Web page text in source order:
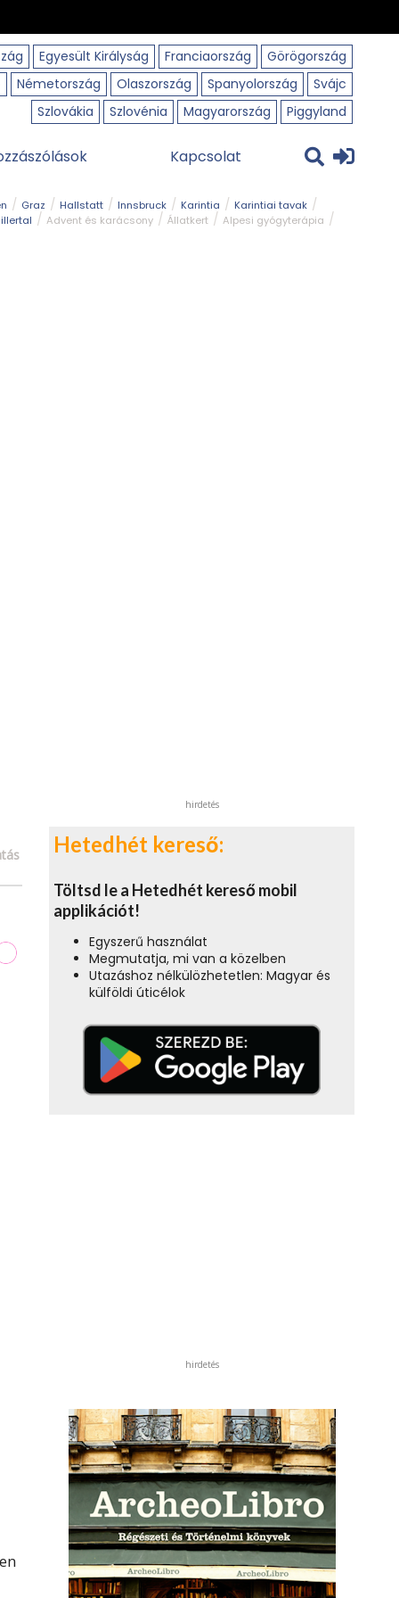
Egyesült Királyság Franciaország
Görögország
Németország Olaszország Spanyolország
Svájc
Szlovákia
Szlovénia Magyarország Piggyland
Kapcsolat
Graz Hallstatt Innsbruck Karintia
Karintiai tavak
Advent és karácsony Állatkert Alpesi gyógyterápia
hirdetés
Hetedhét kereső:
Töltsd le a Hetedhét kereső mobil
applikációt!
Egyszerű használat
Megmutatja, mi van a közelben
Utazáshoz nélkülözhetetlen: Magyar és
külföldi úticélok
hirdetés